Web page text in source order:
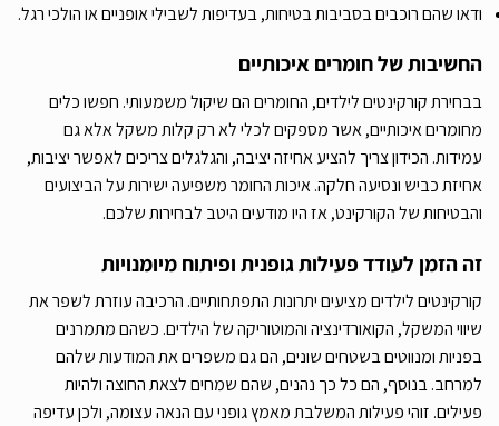
ודאו שהם רוכבים בסביבות בטיחות, בעדיפות לשבילי אופניים או הולכי רגל.
החשיבות של חומרים איכותיים
בבחירת קורקינטים לילדים, החומרים הם שיקול משמעותי. חפשו כלים
מחומרים איכותיים, אשר מספקים לכלי לא רק קלות משקל אלא גם
עמידות. הכידון צריך להציע אחיזה יציבה, והגלגלים צריכים לאפשר יציבות,
אחיזת כביש ונסיעה חלקה. איכות החומר משפיעה ישירות על הביצועים
והבטיחות של הקורקינט, אז היו מודעים היטב לבחירות שלכם.
זה הזמן לעודד פעילות גופנית ופיתוח מיומנויות
קורקינטים לילדים מציעים יתרונות התפתחותיים. הרכיבה עוזרת לשפר את
שיווי המשקל, הקואורדינציה והמוטוריקה של הילדים. כשהם מתמרנים
בפניות ומנווטים בשטחים שונים, הם גם משפרים את המודעות שלהם
למרחב. בנוסף, הם כל כך נהנים, שהם שמחים לצאת החוצה ולהיות
פעילים. זוהי פעילות המשלבת מאמץ גופני עם הנאה עצומה, ולכן עדיפה